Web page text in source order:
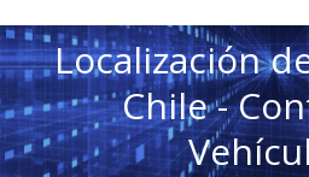
Localización
Chile -Estás